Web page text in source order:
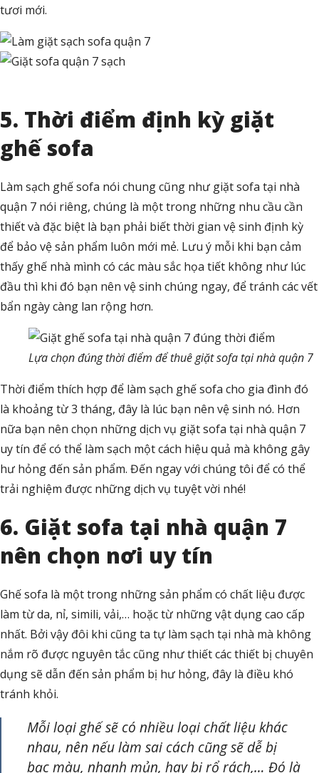
tươi mới.
5. Thời điểm định kỳ giặt
ghế sofa
Làm sạch ghế sofa nói chung cũng như giặt sofa tại nhà
quận 7 nói riêng, chúng là một trong những nhu cầu cần
thiết và đặc biệt là bạn phải biết thời gian vệ sinh định kỳ
để bảo vệ sản phẩm luôn mới mẻ. Lưu ý mỗi khi bạn cảm
thấy ghế nhà mình có các màu sắc họa tiết không như lúc
đầu thì khi đó bạn nên vệ sinh chúng ngay, để tránh các vết
bẩn ngày càng lan rộng hơn.
Lựa chọn đúng thời điểm để thuê giặt sofa tại nhà quận 7
Thời điểm thích hợp để làm sạch ghế sofa cho gia đình đó
là khoảng từ 3 tháng, đây là lúc bạn nên vệ sinh nó. Hơn
nữa bạn nên chọn những dịch vụ giặt sofa tại nhà quận 7
uy tín để có thể làm sạch một cách hiệu quả mà không gây
hư hỏng đến sản phẩm. Đến ngay với chúng tôi để có thể
trải nghiệm được những dịch vụ tuyệt vời nhé!
6. Giặt sofa tại nhà quận 7
nên chọn nơi uy tín
Ghế sofa là một trong những sản phẩm có chất liệu được
làm từ da, nỉ, simili, vải,… hoặc từ những vật dụng cao cấp
nhất. Bởi vậy đôi khi cũng ta tự làm sạch tại nhà mà không
nắm rõ được nguyên tắc cũng như thiết các thiết bị chuyên
dụng sẽ dẫn đến sản phẩm bị hư hỏng, đây là điều khó
tránh khỏi.
Mỗi loại ghế sẽ có nhiều loại chất liệu khác
nhau, nên nếu làm sai cách cũng sẽ dễ bị
bạc màu, nhanh mủn, hay bị rổ rách,… Đó là